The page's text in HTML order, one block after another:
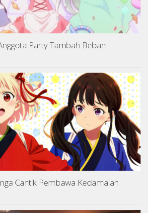
Party Tambah Beban
Cantik Pembawa Kedamaian